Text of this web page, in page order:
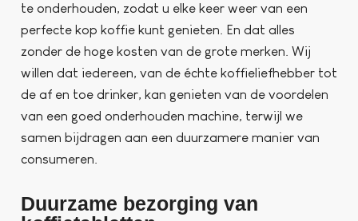
te onderhouden, zodat u elke keer weer van een
perfecte kop koffie kunt genieten. En dat alles
zonder de hoge kosten van de grote merken. Wij
willen dat iedereen, van de échte koffieliefhebber tot
de af en toe drinker, kan genieten van de voordelen
van een goed onderhouden machine, terwijl we
samen bijdragen aan een duurzamere manier van
consumeren.
Duurzame bezorging van